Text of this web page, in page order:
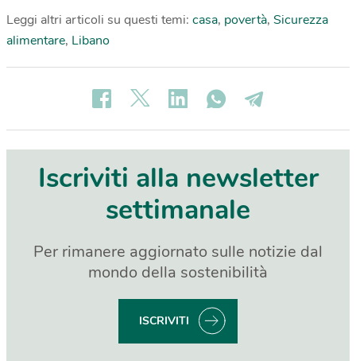
Leggi altri articoli su questi temi: casa, povertà, Sicurezza
alimentare, Libano
Iscriviti alla newsletter
settimanale
Per rimanere aggiornato sulle notizie dal
mondo della sostenibilità
ISCRIVITI